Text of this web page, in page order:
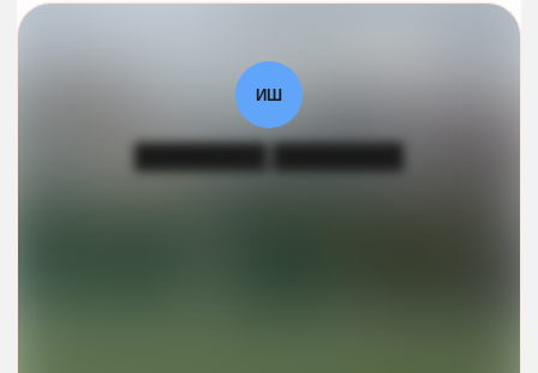
ИШ
████████ ████████